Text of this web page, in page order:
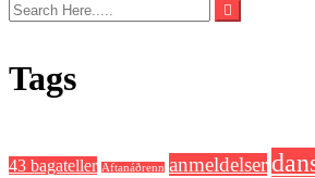
Tags
43 bagateller Aftanáðrenn anmeldelser